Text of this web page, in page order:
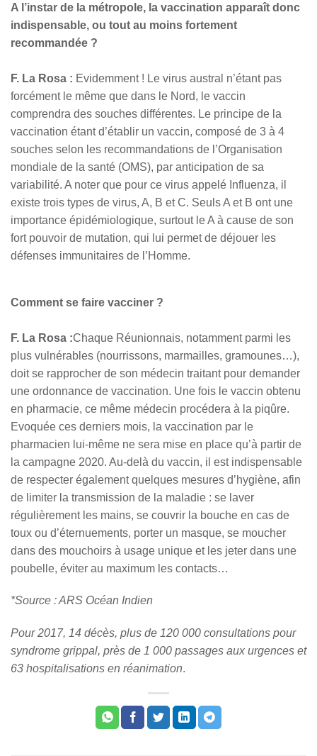
A l’instar de la métropole, la vaccination apparaît donc
indispensable, ou tout au moins fortement
recommandée ?
F. La Rosa : Evidemment ! Le virus austral n’étant pas
forcément le même que dans le Nord, le vaccin
comprendra des souches différentes. Le principe de la
vaccination étant d’établir un vaccin, composé de 3 à 4
souches selon les recommandations de l’Organisation
mondiale de la santé (OMS), par anticipation de sa
variabilité. A noter que pour ce virus appelé Influenza, il
existe trois types de virus, A, B et C. Seuls A et B ont une
importance épidémiologique, surtout le A à cause de son
fort pouvoir de mutation, qui lui permet de déjouer les
défenses immunitaires de l’Homme.
Comment se faire vacciner ?
F. La Rosa :Chaque Réunionnais, notamment parmi les
plus vulnérables (nourrissons, marmailles, gramounes…),
doit se rapprocher de son médecin traitant pour demander
une ordonnance de vaccination. Une fois le vaccin obtenu
en pharmacie, ce même médecin procédera à la piqûre.
Evoquée ces derniers mois, la vaccination par le
pharmacien lui-même ne sera mise en place qu’à partir de
la campagne 2020. Au-delà du vaccin, il est indispensable
de respecter également quelques mesures d’hygiène, afin
de limiter la transmission de la maladie : se laver
régulièrement les mains, se couvrir la bouche en cas de
toux ou d’éternuements, porter un masque, se moucher
dans des mouchoirs à usage unique et les jeter dans une
poubelle, éviter au maximum les contacts…
*Source : ARS Océan Indien
Pour 2017, 14 décès, plus de 120 000 consultations pour
syndrome grippal, près de 1 000 passages aux urgences et
63 hospitalisations en réanimation.